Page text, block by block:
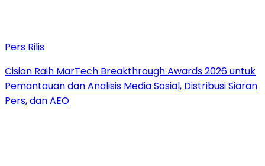
Pers Rilis
Cision Raih MarTech Breakthrough Awards 2026 untuk
Pemantauan dan Analisis Media Sosial, Distribusi Siaran
Pers, dan AEO